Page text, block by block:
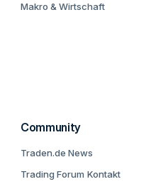
Makro & Wirtschaft
Community
Traden.de News
Trading Forum Kontakt